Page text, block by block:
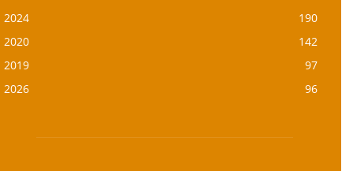
2024
190
2020
142
2019
97
2026
96